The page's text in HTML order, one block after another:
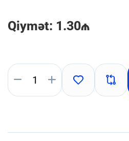
Qiymət: 1.30₼